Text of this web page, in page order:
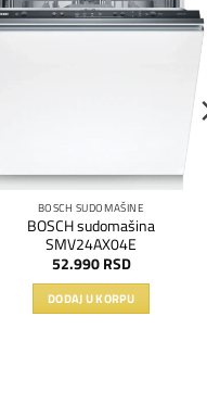
Dodaj
na
BOSCH SUDOMAŠINE
BOSCH sudomašina
SMV24AX04E
52.990 RSD
DODAJ U KORPU